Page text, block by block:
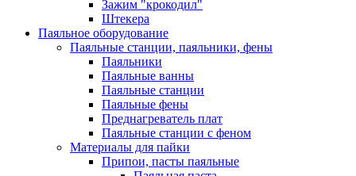
Зажим "крокодил"
Штекера
Паяльное оборудование
Паяльные станции, паяльники, фены
Паяльники
Паяльные ванны
Паяльные станции
Паяльные фены
Преднагреватель плат
Паяльные станции с феном
Материалы для пайки
Припои, пасты паяльные